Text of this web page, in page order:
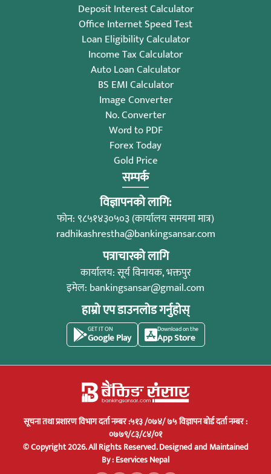
Deposit Interest Calculator
Office Internet Speed Test
Loan Eligibility Calculator
Income Tax Calculator
Auto Loan Calculator
BS EMI Calculator
Image Converter
No. Converter
Word to PDF
Forex Today
Gold Price
सम्पर्क
विज्ञापनको लागि:
फोन: ९८५१४३०५०३ (कार्यालय समयमा मात्र)
radhikashrestha@bankingsansar.com
पत्राचारको लागि
कार्यालय: सूर्य विनायक, भक्तपुर
इमेल: bankingsansar@gmail.com
हाम्रो एप डाउनलोड गर्नुहोस्
GET IT ON
Google Play
Download on the
App Store
सूचना तथा प्रशारण विभाग दर्ता नम्बर :५१३ /०७४/ ७५ विज्ञापन बोर्ड दर्ता नम्बर :
०७७९/८३/८४/०१
© Copyright 2026. All Rights Reserved.Designed and Maintained
By :Eservices Nepal